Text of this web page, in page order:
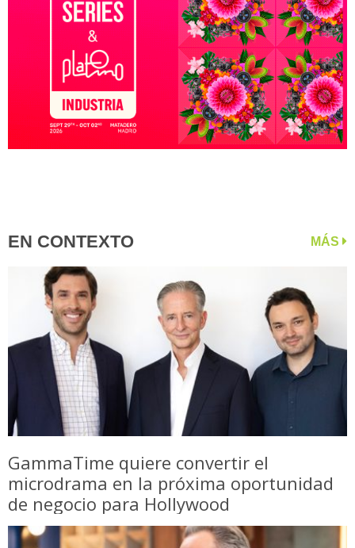
EN CONTEXTO MÁS
GammaTime quiere convertir el
microdrama en la próxima oportunidad
de negocio para Hollywood